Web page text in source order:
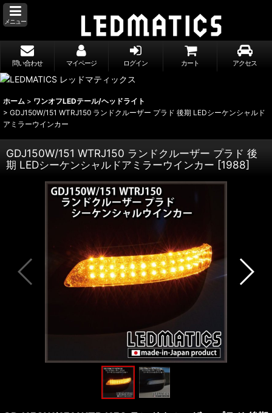
メニュー
問い合わせ マイページ ログイン カート アクセス
ホーム > ワンオフLEDテール/ヘッドライト
> GDJ150W/151 WTRJ150 ランドクルーザー プラド 後期 LEDシーケンシャルド
アミラーウインカー
GDJ150W/151 WTRJ150 ランドクルーザー プラド 後
期 LEDシーケンシャルドアミラーウインカー [1988]